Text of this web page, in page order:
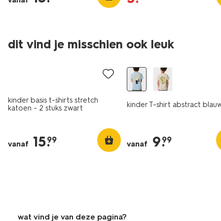
dit vind je misschien ook leuk
2 stuks
kinder basis t-shirts stretch
katoen - 2 stuks zwart
vanaf 15.
99
nieuw
kinder T-shirt abstract
vanaf 9.
99
wat vind je van deze pagina?